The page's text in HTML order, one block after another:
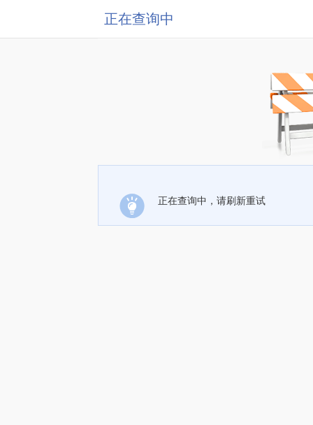
正在查询中
正在查询中，请刷新重试